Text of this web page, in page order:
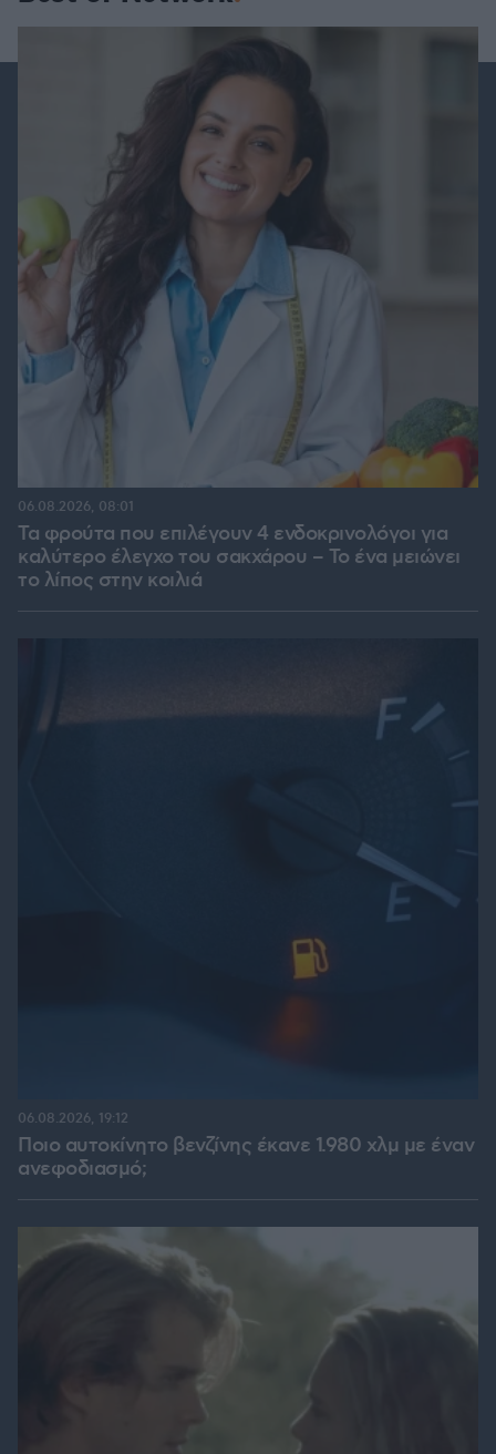
Τα φρούτα που επιλέγουν 4 ενδοκρινολόγοι για
καλύτερο έλεγχο του σακχάρου – Το ένα μειώνει
το λίπος στην κοιλιά
06.08.2026, 08:01
Ποιο αυτοκίνητο βενζίνης έκανε 1.980 χλμ με έναν
ανεφοδιασμό;
06.08.2026, 19:12